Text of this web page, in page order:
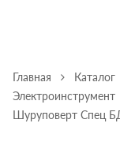
Главная Каталог
Электроинструмент
Шуруповерт Спец